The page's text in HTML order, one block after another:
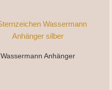
Wassermann Anhänger